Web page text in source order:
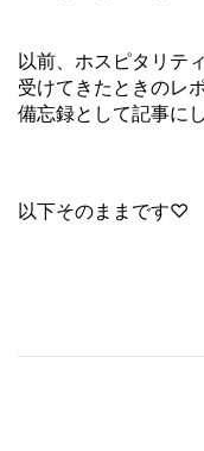
以前、ホスピタリテ
受けてきたときのレ
備忘録として記事に
以下そのままです♡